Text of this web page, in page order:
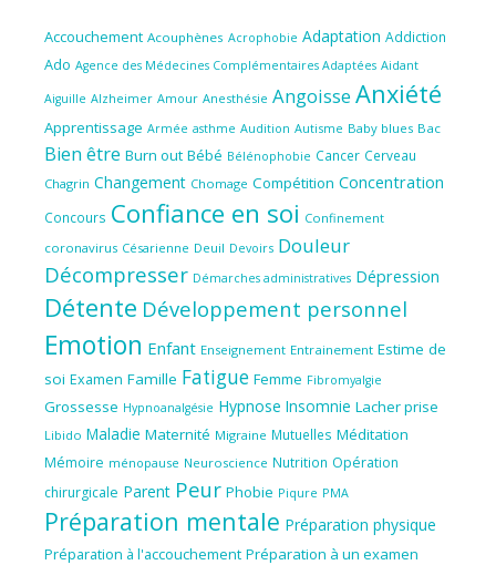
Accouchement Acouphènes Acrophobie Adaptation Addiction
Ado Agence des Médecines Complémentaires Adaptées Aidant
Aiguille Alzheimer Amour Anesthésie Angoisse Anxiété
Apprentissage Armée asthme Audition Autisme Baby blues Bac
Bien être Burn out Bébé Bélénophobie Cancer Cerveau
Chagrin Changement Chomage Compétition Concentration
Concours Confiance en soi Confinement
coronavirus Césarienne Deuil Devoirs Douleur
Décompresser Démarches administratives Dépression
Détente Développement personnel
Emotion Enfant Enseignement Entrainement Estime de
soi Examen Famille Fatigue Femme Fibromyalgie
Grossesse Hypnoanalgésie Hypnose Insomnie Lacher prise
Libido Maladie Maternité Migraine Mutuelles Méditation
Mémoire ménopause Neuroscience Nutrition Opération
chirurgicale Parent Peur Phobie Piqure PMA
Préparation mentale Préparation physique
Préparation à l'accouchement Préparation à un examen